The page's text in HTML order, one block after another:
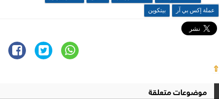
عملة إكس بي آر
بيتكوين
⇧
موضوعات متعلقة